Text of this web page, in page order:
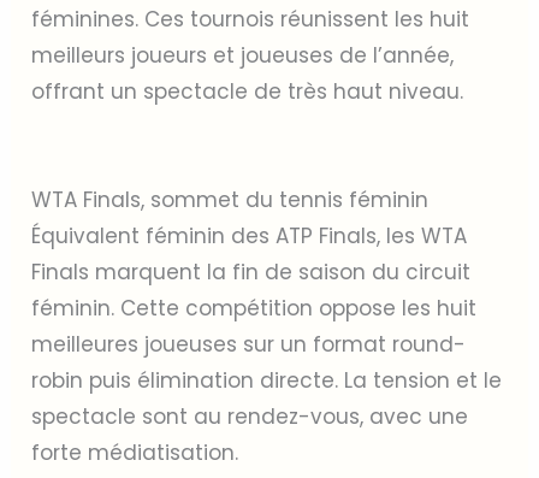
féminines. Ces tournois réunissent les huit
meilleurs joueurs et joueuses de l’année,
offrant un spectacle de très haut niveau.
WTA Finals, sommet du tennis féminin
Équivalent féminin des ATP Finals, les WTA
Finals marquent la fin de saison du circuit
féminin. Cette compétition oppose les huit
meilleures joueuses sur un format round-
robin puis élimination directe. La tension et le
spectacle sont au rendez-vous, avec une
forte médiatisation.